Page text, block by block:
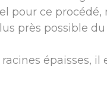
pour ce
près possible
épaisses, il